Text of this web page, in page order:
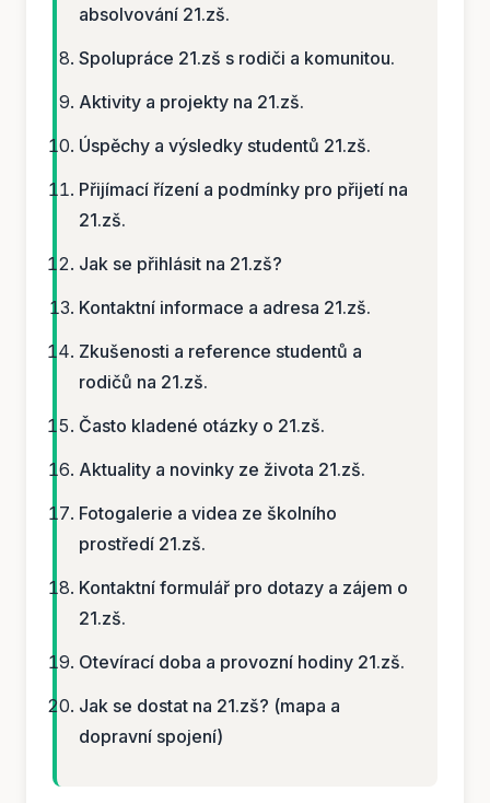
absolvování 21.zš.
Spolupráce 21.zš s rodiči a komunitou.
Aktivity a projekty na 21.zš.
Úspěchy a výsledky studentů 21.zš.
Přijímací řízení a podmínky pro přijetí na
21.zš.
Jak se přihlásit na 21.zš?
Kontaktní informace a adresa 21.zš.
Zkušenosti a reference studentů a
rodičů na 21.zš.
Často kladené otázky o 21.zš.
Aktuality a novinky ze života 21.zš.
Fotogalerie a videa ze školního
prostředí 21.zš.
Kontaktní formulář pro dotazy a zájem o
21.zš.
Otevírací doba a provozní hodiny 21.zš.
Jak se dostat na 21.zš? (mapa a
dopravní spojení)